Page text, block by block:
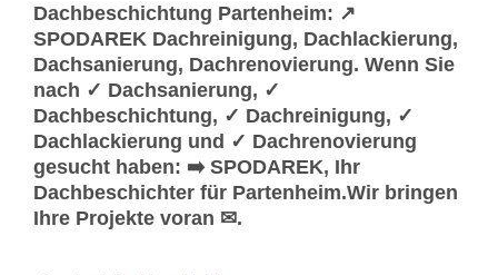
Dachbeschichtung Partenheim: ↗️
SPODAREK Dachreinigung, Dachlackierung,
Dachsanierung, Dachrenovierung. Wenn Sie
nach ✓ Dachsanierung, ✓
Dachbeschichtung, ✓ Dachreinigung, ✓
Dachlackierung und ✓ Dachrenovierung
gesucht haben: ➡️ SPODAREK, Ihr
Dachbeschichter für Partenheim.Wir bringen
Ihre Projekte voran ✉.